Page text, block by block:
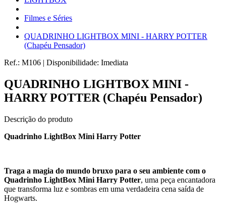
Filmes e Séries
QUADRINHO LIGHTBOX MINI - HARRY POTTER
(Chapéu Pensador)
Ref.: M106 | Disponibilidade: Imediata
QUADRINHO LIGHTBOX MINI -
HARRY POTTER (Chapéu Pensador)
Descrição do produto
Quadrinho LightBox Mini Harry Potter
Traga a magia do mundo bruxo para o seu ambiente com o
Quadrinho LightBox Mini Harry Potter, uma peça encantadora
que transforma luz e sombras em uma verdadeira cena saída de
Hogwarts.